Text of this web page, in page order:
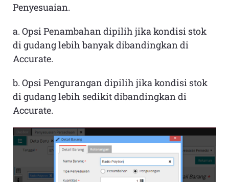
Penyesuaian.
a. Opsi Penambahan dipilih jika kondisi stok
di gudang lebih banyak dibandingkan di
Accurate.
b. Opsi Pengurangan dipilih jika kondisi stok
di gudang lebih sedikit dibandingkan di
Accurate.